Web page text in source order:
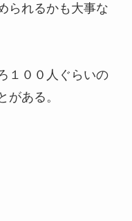
られるかも大事な
１００人ぐらいの
がある。